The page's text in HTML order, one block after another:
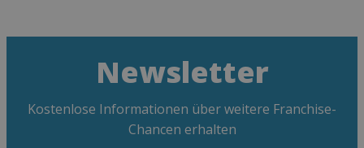
Newsletter
Kostenlose Informationen über weitere Franchise-
Chancen erhalten